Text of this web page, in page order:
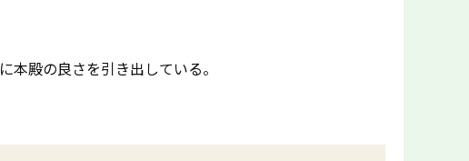
殿の良さを引き出している。